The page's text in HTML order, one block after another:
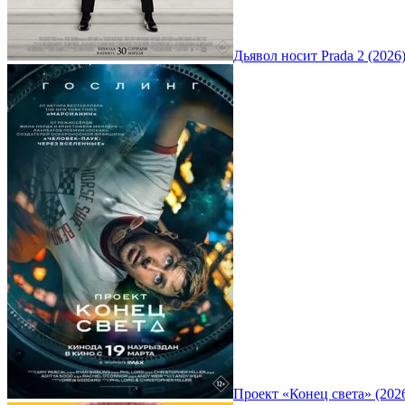
Дьявол носит Prada 2 (2026)
Проект «Конец света»